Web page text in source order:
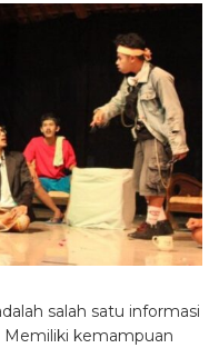
salah satu informasi
Memiliki kemampuan